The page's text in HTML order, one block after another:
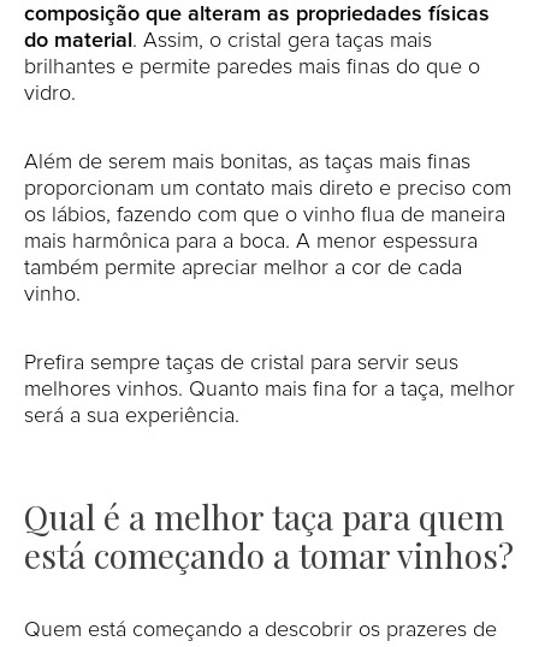
composição que alteram as propriedades físicas
do material . Assim, o cristal gera taças mais
brilhantes e permite paredes mais finas do que o
vidro.
Além de serem mais bonitas, as taças mais finas
proporcionam um contato mais direto e preciso com
os lábios, fazendo com que o vinho flua de maneira
mais harmônica para a boca. A menor espessura
também permite apreciar melhor a cor de cada
vinho.
Prefira sempre taças de cristal para servir seus
melhores vinhos. Quanto mais fina for a taça, melhor
será a sua experiência.
Qual é a melhor taça para quem
está começando a tomar vinhos?
Quem está começando a descobrir os prazeres de